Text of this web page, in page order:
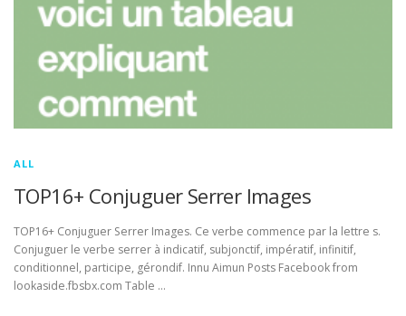
ALL
TOP16+ Conjuguer Serrer Images
TOP16+ Conjuguer Serrer Images. Ce verbe commence par la lettre s.
Conjuguer le verbe serrer à indicatif, subjonctif, impératif, infinitif,
conditionnel, participe, gérondif. Innu Aimun Posts Facebook from
lookaside.fbsbx.com Table …